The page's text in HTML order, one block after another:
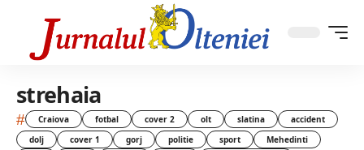
strehaia
# Craiova fotbal cover 2 olt slatina
accident
dolj
cover 1 gorj politie sport
Mehedinti